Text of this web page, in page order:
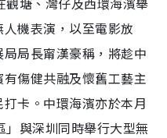
機表演，以至電影放
局長甯漢豪稱，將趁中
傷健共融及懷舊工藝主
卡。中環海濱亦於本月
與深圳同時舉行大型無